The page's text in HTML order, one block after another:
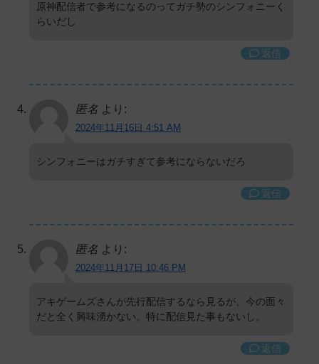
原神配信者で参考になるのってガチ勢のシンフォニーく
らいだし
返信
匿名 より:
2024年11月16日 4:51 AM
シンフォニーはガチすぎて参考にならないだろ
返信
匿名 より:
2024年11月17日 10:46 PM
アキゲームズさんが先行配信するなら見るが、今の面々
だと全く興味湧かない。特に配信見た事もないし。
返信